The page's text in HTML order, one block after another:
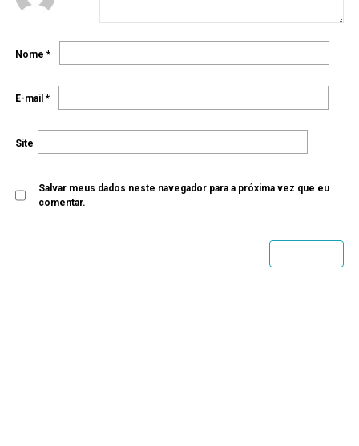
Nome *
E-mail *
Site
Salvar meus dados neste navegador para a próxima vez que eu
comentar.